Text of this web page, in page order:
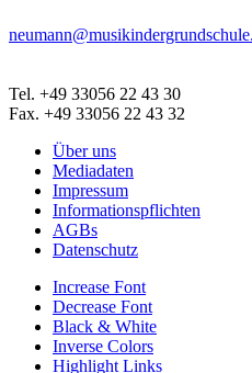
Tel. +49 33056 22 43 30
Fax. +49 33056 22 43 32
Über uns
Mediadaten
Impressum
Informationspflichten
AGBs
Datenschutz
Increase Font
Decrease Font
Black & White
Inverse Colors
Highlight Links